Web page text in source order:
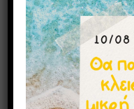
• Λούτρινο μπλε αρκουδάκι
🎁 Ιδανική για:
• Δώρο γέννησης αγοριού
• Επίσκεψη στο μαιευτήριο